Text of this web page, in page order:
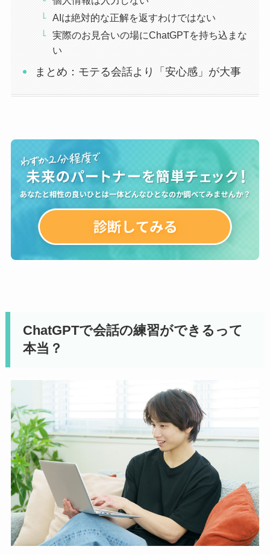
AIは絶対的な正解を返すわけではない
実際のお見合いの場にChatGPTを持ち込まな
い
まとめ：モテる会話より「安心感」が大事
ChatGPTで会話の練習ができるって
本当？